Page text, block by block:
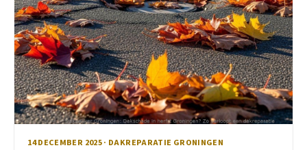
14 DECEMBER 2025 · DAKREPARATIE GRONINGEN